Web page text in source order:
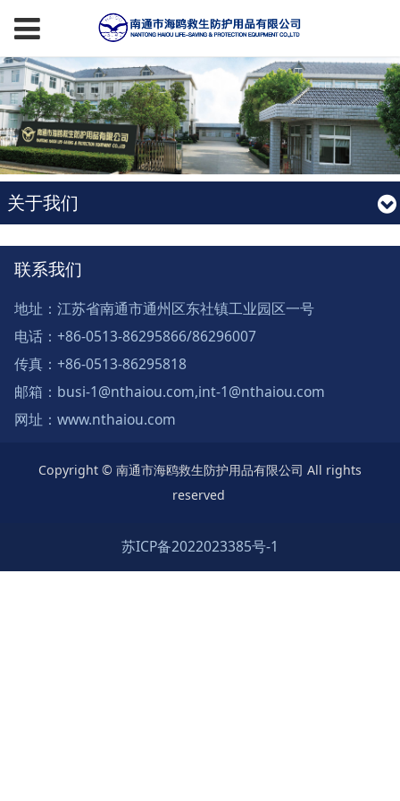
关于我们
联系我们
地址：江苏省南通市通州区东社镇工业园区一号
电话：+86-0513-86295866/86296007
传真：+86-0513-86295818
邮箱：busi-1@nthaiou.com,int-1@nthaiou.com
网址：www.nthaiou.com
Copyright © 南通市海鸥救生防护用品有限公司 All rights
reserved
苏ICP备2022023385号-1